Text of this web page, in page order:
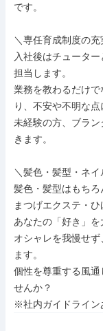
です。
＼専任育成制度の充
入社後はチュータ
担当します。
業務を教わるだけ
り、不安や不明な点
未経験の方、ブラ
きます。
＼髪色・髪型・ネイ
髪色・髪型はもちろ
まつげエクステ・ひ
あなたの「好き」を
オシャレを我慢せ
ます。
個性を尊重する風
せんか？
※社内ガイドライン